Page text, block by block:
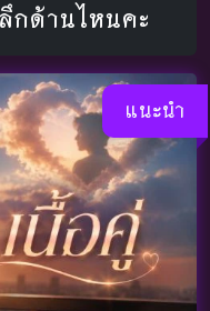
กด้านไหนคะ
แนะนำ